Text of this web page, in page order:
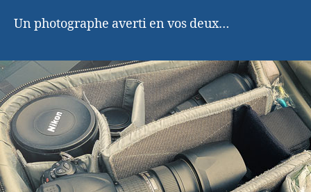
Un photographe averti en vos deux…